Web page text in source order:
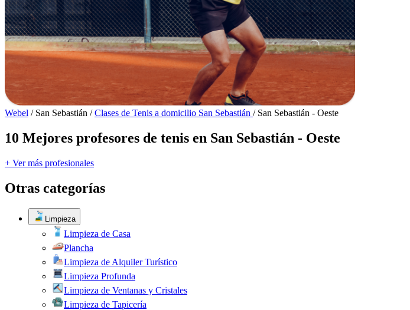
Webel / San Sebastián / Clases de Tenis a domicilio San Sebastián / San Sebastián - Oeste
10 Mejores profesores de tenis en San Sebastián - Oeste
+ Ver más profesionales
Otras categorías
Limpieza
Limpieza de Casa
Plancha
Limpieza de Alquiler Turístico
Limpieza Profunda
Limpieza de Ventanas y Cristales
Limpieza de Tapicería